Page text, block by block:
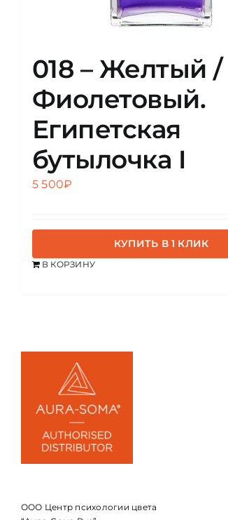
018 – Желтый /
Фиолетовый.
Египетская
бутылочка I
5 500₽
КУПИТЬ В 1 КЛИК
В КОРЗИНУ
ООО Центр психологии цвета